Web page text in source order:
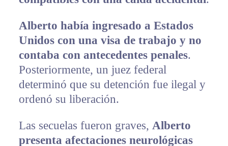
Alberto había ingresado a Estados
Unidos con una visa de trabajo y no
contaba con antecedentes penales.
Posteriormente, un juez federal
determinó que su detención fue ilegal y
ordenó su liberación.
Las secuelas fueron graves, Alberto
presenta afectaciones neurológicas